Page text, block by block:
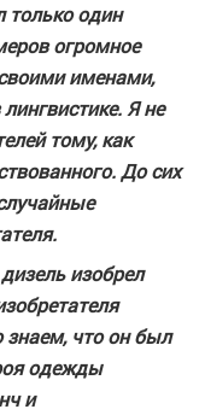
только один
огромное
именами,
Я не
тому, как
До сих
изобрел
знаем, что он был
одежды
и